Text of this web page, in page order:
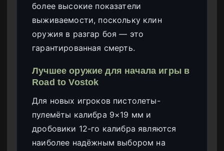
более высокие показатели
выживаемости, поскольку клин
оружия в разгар боя — это
гарантированная смерть.
Лучшее оружие для начала игры в
Road to Vostok
Для новых игроков пистолеты-
пулемёты калибра 9×19 мм и
дробовики 12-го калибра являются
наиболее надёжным выбором на